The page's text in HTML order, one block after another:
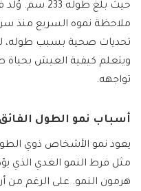
ملاحظة نموه السريع منذ
تحديات صحية بسبب طوله،
ويتعلم كيفية العيش بحياة
تواجهه.
أسباب نمو الطول الفائق
يعود نمو الأشخاص ذوي الطول
مثل فرط النمو الغدي الذي
هرمون النمو. على الرغم من